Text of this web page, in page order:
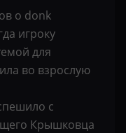
о donk
игроку
для
во взрослую
с
Крышковца